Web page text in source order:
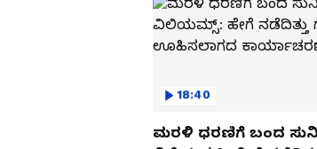
18:40
ಮರಳಿ ಧರಣಿಗೆ ಬಂದ